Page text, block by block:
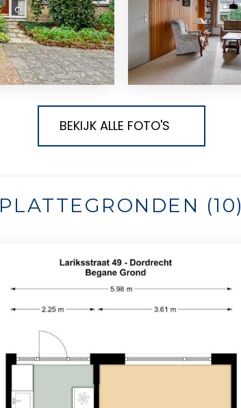
BEKIJK ALLE FOTO'S
PLATTEGRONDEN (10)